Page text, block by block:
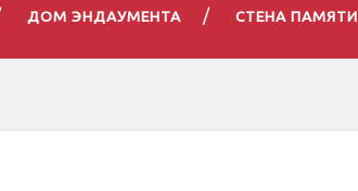
ДОМ ЭНДАУМЕНТА СТЕНА ПАМЯТИ